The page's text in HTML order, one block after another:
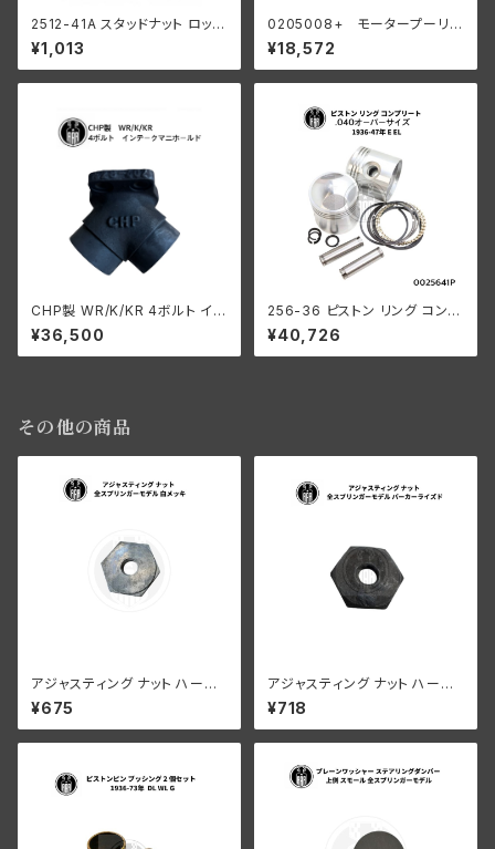
2512-41A スタッドナット ロック
ワッシャー 3個入
¥1,013
0205008+ モータープーリー
24T ベルトドライブ用 45" サイ
ドカー
¥18,572
CHP製 WR/K/KR 4ボルト イン
テ ークマニホールド
¥36,500
256-36 ピストン リング コンプ
リート .040オーバーサイズ 19
36-47年 E/EL
¥40,726
その他の商品
アジャスティング ナット ハーレ
ーダビッドソン 全スプリンガー
モデル 白メッキ
¥675
アジャスティング ナット ハーレ
ーダビッドソン 全スプリンガー
モデル パーカーライズド
¥718